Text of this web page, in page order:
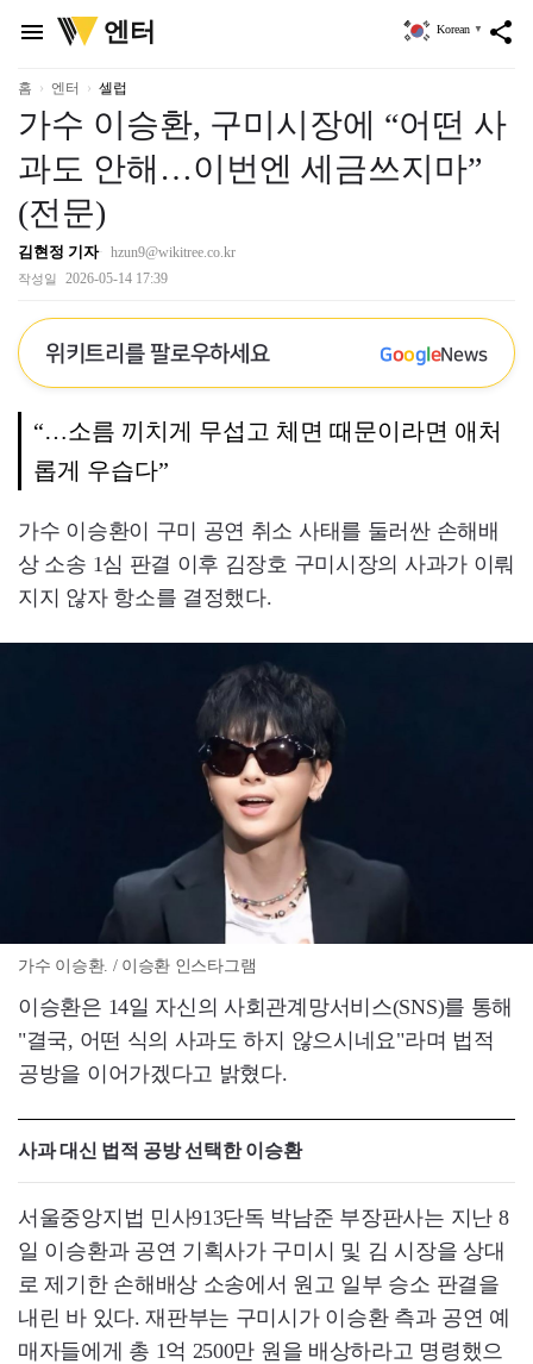
menu
위
키
리
엔터 share
Korean ▼
홈 엔터 셀럽
가수 이승환, 구미시장에 “어떤 사
과도 안해…이번엔 세금쓰지마”
(전문)
김현정 기자 hzun9@wikitree.co.kr
작성일 2026-05-14 17:39
위키트리를 팔로우하세요 GoogleNews
“…소름 끼치게 무섭고 체면 때문이라면 애처
롭게 우습다”
가수 이승환이 구미 공연 취소 사태를 둘러싼 손해배
상 소송 1심 판결 이후 김장호 구미시장의 사과가 이뤄
지지 않자 항소를 결정했다.
가수 이승환. / 이승환 인스타그램
이승환은 14일 자신의 사회관계망서비스(SNS)를 통해
"결국, 어떤 식의 사과도 하지 않으시네요"라며 법적
공방을 이어가겠다고 밝혔다.
사과 대신 법적 공방 선택한 이승환
서울중앙지법 민사913단독 박남준 부장판사는 지난 8
일 이승환과 공연 기획사가 구미시 및 김 시장을 상대
로 제기한 손해배상 소송에서 원고 일부 승소 판결을
내린 바 있다. 재판부는 구미시가 이승환 측과 공연 예
매자들에게 총 1억 2500만 원을 배상하라고 명령했으